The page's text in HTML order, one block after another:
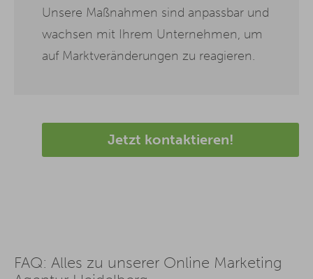
Unsere Maßnahmen sind anpassbar und
wachsen mit Ihrem Unternehmen, um
auf Marktveränderungen zu reagieren.
Jetzt kontaktieren!
FAQ: Alles zu unserer Online Marketing